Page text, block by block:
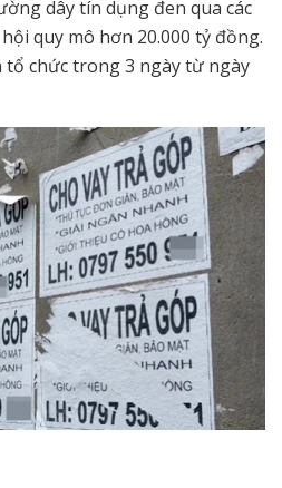
dây tín dụng đen qua các
quy mô hơn 20.000 tỷ đồng.
tổ chức trong 3 ngày từ ngày